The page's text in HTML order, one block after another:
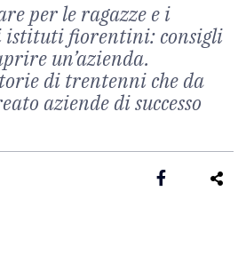
per le ragazze e i
istituti fiorentini: consigli
un’azienda.
di trentenni che da
aziende di successo